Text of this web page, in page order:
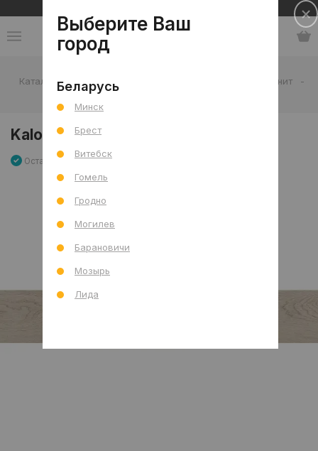
Каталог - Керамогранит
-
Kalon Perla Mat 20x120 R
Остаток 74.16 м2 Артикул: 0000028768
Выберите Ваш
город
Беларусь
Минск
Брест
Витебск
Гомель
Гродно
Могилев
Барановичи
Мозырь
Лида